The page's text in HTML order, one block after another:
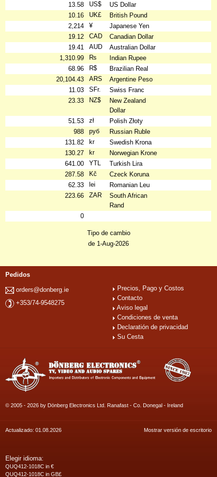
13.58 US$
US Dollar
10.16
UK£
British Pound
2,214
¥
Japanese Yen
19.12
CAD
Canadian Dollar
19.41
AUD
Australian Dollar
1,310.99
₨
Indian Rupee
68.96
R$
Brazilian Real
20,104.43
ARS
Argentine Peso
11.03
SFr.
Swiss Franc
23.33
NZ$
New Zealand
Dollar
51.53
zł
Polish Złoty
988
руб
Russian Ruble
131.82
kr
Swedish Krona
130.27
kr
Norwegian Krone
641.00
YTL
Turkish Lira
287.58
Kč
Czeck Koruna
62.33
lei
Romanian Leu
223.66
ZAR
South African
Rand
0
Tipo de cambio
de 1-Aug-2026
Pedidos
orders@donberg.ie
+353/74-9548275
Precios, Pago y Costos
Contacto
Aviso legal
Condiciones de venta
Declaratión de privacidad
Su Cesta
© 2005 - 2026 by Dönberg Electronics Ltd. Ranafast - Co. Donegal - Ireland
Actualizado: 01.08.2026 Mostrar versión de escritorio
Elegir idioma:
QUQ412-1018C in €
QUQ412-1018C in GB£